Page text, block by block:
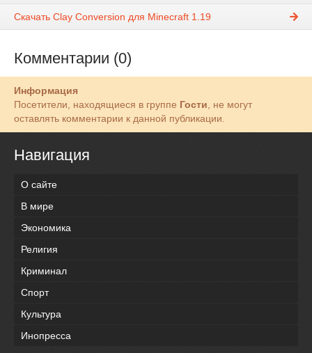
Скачать Clay Conversion для Minecraft 1.19
Комментарии (0)
Информация
Посетители, находящиеся в группе Гости, не могут
оставлять комментарии к данной публикации.
Навигация
О сайте
В мире
Экономика
Религия
Криминал
Спорт
Культура
Инопресса